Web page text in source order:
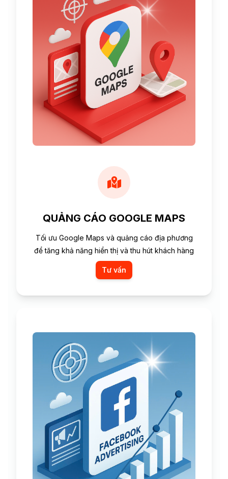
QUẢNG CÁO GOOGLE MAPS
Tối ưu Google Maps và quảng cáo địa phương
để tăng khả năng hiển thị và thu hút khách hàng
Tư vấn